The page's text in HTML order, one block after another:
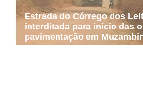
Estrada do Córrego dos
interditada para início das
pavimentação em